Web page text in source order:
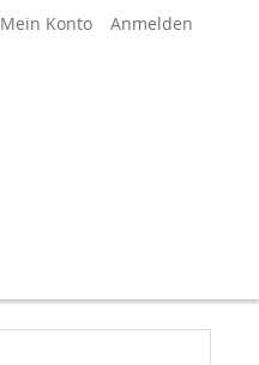
Mein Konto Anmelden